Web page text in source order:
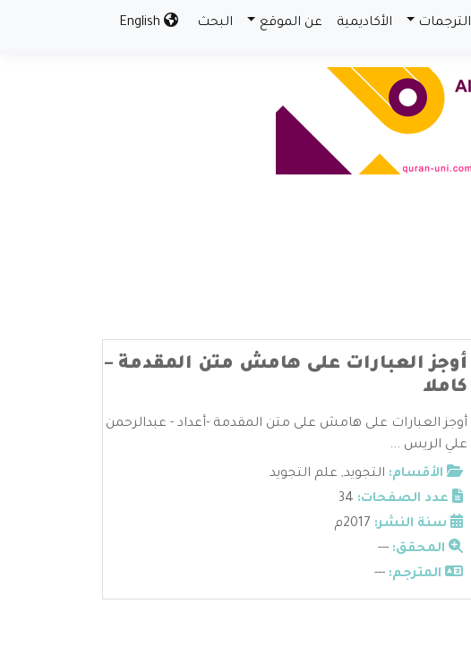
الترجمات الأكاديمية عن الموقع البحث
أوجز العبارات على هامش متن المقدمة –
كاملا
أوجز العبارات على هامش على متن المقدمة -أعداد - عبدالرحمن
علي الريس ...
الأقسام: التجويد, علم التجويد
عدد الصفحات:
سنة النشر:
المحقق: ---
المترجم: ---